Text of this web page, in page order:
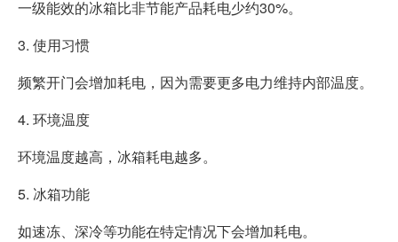
一级能效的冰箱比非节能产品耗电少约30%。
3. 使用习惯
频繁开门会增加耗电，因为需要更多电力维持内部温度。
4. 环境温度
环境温度越高，冰箱耗电越多。
5. 冰箱功能
如速冻、深冷等功能在特定情况下会增加耗电。